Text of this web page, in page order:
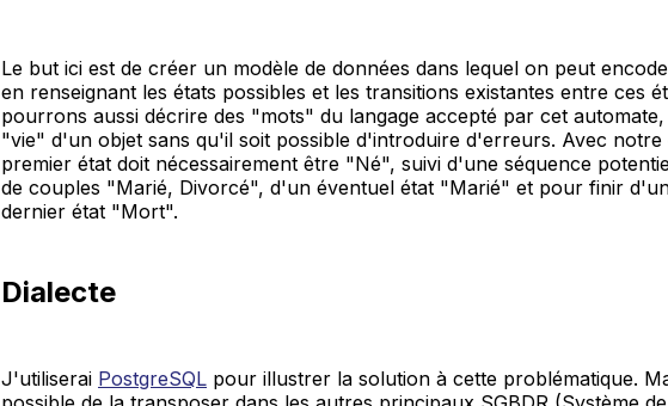
Le but ici est de créer un modèle de données dans lequel on peut
en renseignant les états possibles et les transitions existantes entre ces
pourrons aussi décrire des "mots" du langage accepté par cet
"vie" d'un objet sans qu'il soit possible d'introduire d'erreurs. Avec notre
premier état doit nécessairement être "Né", suivi d'une séquence
de couples "Marié, Divorcé", d'un éventuel état "Marié" et pour finir
dernier état "Mort".
Dialecte
J'utiliserai PostgreSQL pour illustrer la solution à cette problématique.